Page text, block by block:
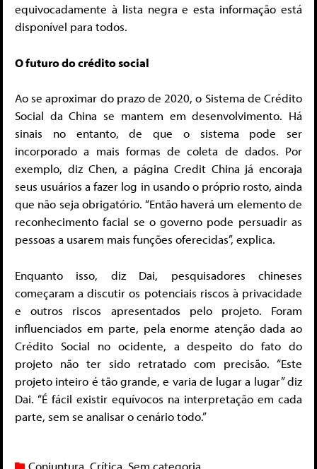
equivocadamente à lista negra e esta informação está
disponível para todos.
O futuro do crédito social
Ao se aproximar do prazo de 2020, o Sistema de Crédito
Social da China se mantem em desenvolvimento. Há
sinais no entanto, de que o sistema pode ser
incorporado a mais formas de coleta de dados. Por
exemplo, diz Chen, a página Credit China já encoraja
seus usuários a fazer log in usando o próprio rosto, ainda
que não seja obrigatório. “Então haverá um elemento de
reconhecimento facial se o governo pode persuadir as
pessoas a usarem mais funções oferecidas”, explica.
Enquanto isso, diz Dai, pesquisadores chineses
começaram a discutir os potenciais riscos à privacidade
e outros riscos apresentados pelo projeto. Foram
influenciados em parte, pela enorme atenção dada ao
Crédito Social no ocidente, a despeito do fato do
projeto não ter sido retratado com precisão. “Este
projeto inteiro é tão grande, e varia de lugar a lugar” diz
Dai. “É fácil existir equívocos na interpretação em cada
parte, sem se analisar o cenário todo.”
Conjuntura Crítica Sem categoria